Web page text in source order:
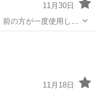
11月30日
の方が一度使用して
きも
ない本番中では気づ
11月18日